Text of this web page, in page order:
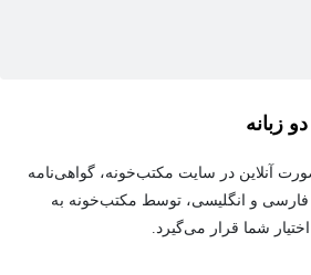
عدم تطابق
زبانه
آنلاین در سایت مکتب‌خونه، گواهی‌نامه
فارسی و انگلیسی، توسط مکتب‌خونه به
شما قرار می‌گیرد.